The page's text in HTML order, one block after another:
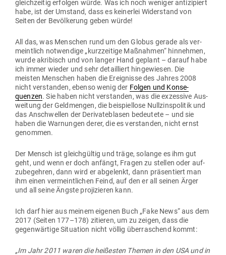
gleich­zeitig erfolgen würde. Was ich noch weniger anti­zi­piert
habe, ist der Umstand, dass es kei­nerlei Wider­stand von
Seiten der Bevöl­kerung geben würde!
All das, was Men­schen rund um den Globus gerade als ver­
meintlich not­wendige „kurz­zeitige Maß­nahmen“ hin­nehmen,
wurde akri­bisch und von langer Hand geplant – darauf habe
ich immer wieder und sehr detail­liert hin­ge­wiesen. Die
meisten Men­schen haben die Ereig­nisse des Jahres 2008
nicht ver­standen, ebenso wenig der Folgen und Kon­se­
quenzen. Sie haben nicht ver­standen, was die exzessive Aus­
weitung der Geld­mengen, die bei­spiellose Null­zins­po­litik und
das Anschwellen der Deri­va­te­blasen bedeutete – und sie
haben die War­nungen derer, die es ver­standen, nicht ernst
genommen.
Der Mensch ist gleich­gültig und träge, solange es ihm gut
geht, und wenn er doch anfängt, Fragen zu stellen oder auf­
zu­be­gehren, dann wird er abge­lenkt, dann prä­sen­tiert man
ihm einen ver­meint­lichen Feind, auf den er all seinen Ärger
und all seine Ängste pro­ji­zieren kann.
Ich darf hier aus meinem eigenen Buch „Fake News“ aus dem
2017 (Seiten 177–178) zitieren, um zu zeigen, dass die
gegen­wärtige Situation nicht völlig über­ra­schend kommt:
„Im Jahr 2011 waren die hei­ßesten Themen in den USA und in